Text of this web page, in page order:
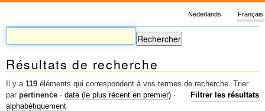
Règles du jeu
Permis d'urbanisme
Cartographie
Etudes et publications
Mots-clés
Français
Nederlands
Résultats de recherche
Il y a 119 éléments qui correspondent à vos termes de recherche.
Filtrer les résultats
Trier
par pertinence · date (le plus récent en premier) ·
alphabétiquement